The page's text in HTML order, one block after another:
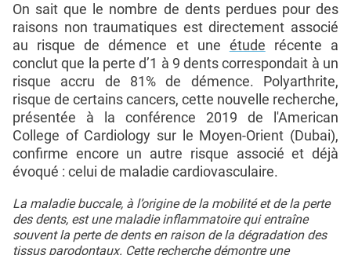
On sait que le nombre de dents perdues pour des
raisons non traumatiques est directement associé
au risque de démence et une étude récente a
conclut que la perte d’1 à 9 dents correspondait à un
risque accru de 81% de démence. Polyarthrite,
risque de certains cancers, cette nouvelle recherche,
présentée à la conférence 2019 de l'American
College of Cardiology sur le Moyen-Orient (Dubai),
confirme encore un autre risque associé et déjà
évoqué : celui de maladie cardiovasculaire.
La maladie buccale, à l’origine de la mobilité et de la perte
des dents, est une maladie inflammatoire qui entraîne
souvent la perte de dents en raison de la dégradation des
tissus parodontaux. Cette recherche démontre une